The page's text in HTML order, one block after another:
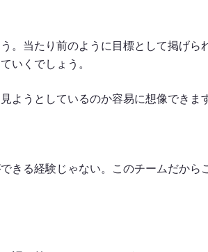
。当たり前のように目標として掲げら
いくでしょう。
ようとしているのか容易に想像できま
きる経験じゃない。このチームだから